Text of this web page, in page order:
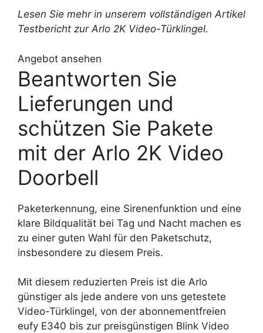
Lesen Sie mehr in unserem vollständigen Artikel
Testbericht zur Arlo 2K Video-Türklingel.
Angebot ansehen
Beantworten Sie
Lieferungen und
schützen Sie Pakete
mit der Arlo 2K Video
Doorbell
Paketerkennung, eine Sirenenfunktion und eine
klare Bildqualität bei Tag und Nacht machen es
zu einer guten Wahl für den Paketschutz,
insbesondere zu diesem Preis.
Mit diesem reduzierten Preis ist die Arlo
günstiger als jede andere von uns getestete
Video-Türklingel, von der abonnementfreien
eufy E340 bis zur preisgünstigen Blink Video